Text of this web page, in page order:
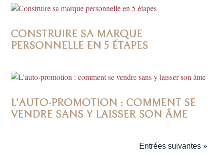
CONSTRUIRE SA MARQUE
PERSONNELLE EN 5 ÉTAPES
L’AUTO-PROMOTION : COMMENT SE
VENDRE SANS Y LAISSER SON ÂME
Entrées suivantes »